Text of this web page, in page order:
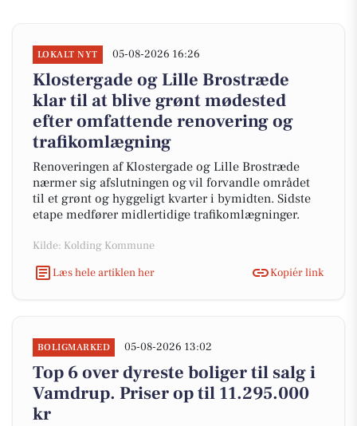
LOKALT NYT 05-08-2026 16:26
Klostergade og Lille Brostræde
klar til at blive grønt mødested
efter omfattende renovering og
trafikomlægning
Renoveringen af Klostergade og Lille Brostræde
nærmer sig afslutningen og vil forvandle området
til et grønt og hyggeligt kvarter i bymidten. Sidste
etape medfører midlertidige trafikomlægninger.
Kilde: Kolding Kommune
Læs hele artiklen her
Kopiér link
BOLIGMARKED 05-08-2026 13:02
Top 6 over dyreste boliger til salg i
Vamdrup. Priser op til 11.295.000
kr